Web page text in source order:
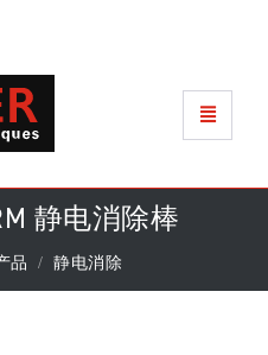
静电消除棒
品 静电消除